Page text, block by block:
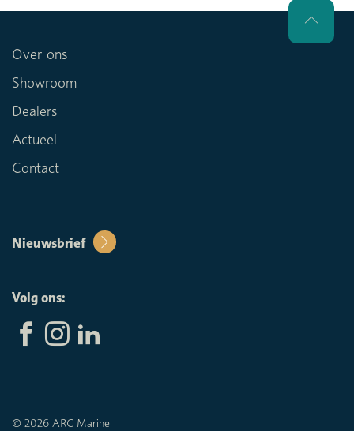
Over ons
Showroom
Dealers
Actueel
Contact
Nieuwsbrief
Volg ons:
© 2026 ARC Marine